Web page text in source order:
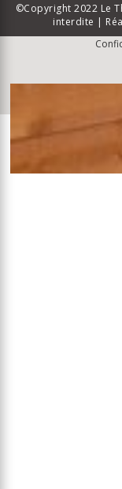
©Copyright 2022 Le
interdite |